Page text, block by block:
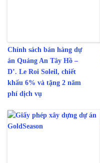
Chính sách bán hàng dự
án Quảng An Tây Hồ –
D’. Le Roi Soleil, chiết
khấu 6% và tặng 2 năm
phí dịch vụ